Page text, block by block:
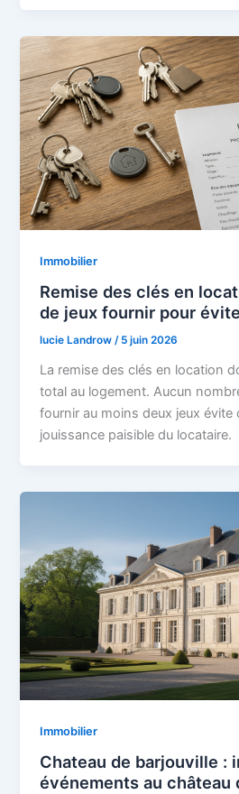
Immobilier
Remise des clés en
de jeux fournir pour
lucie Landrow/ 5 juin 2026
La remise des clés en location
total au logement. Aucun
fournir au moins deux jeux évite
jouissance paisible du locataire.
Immobilier
Chateau de barjouville :
événements au château